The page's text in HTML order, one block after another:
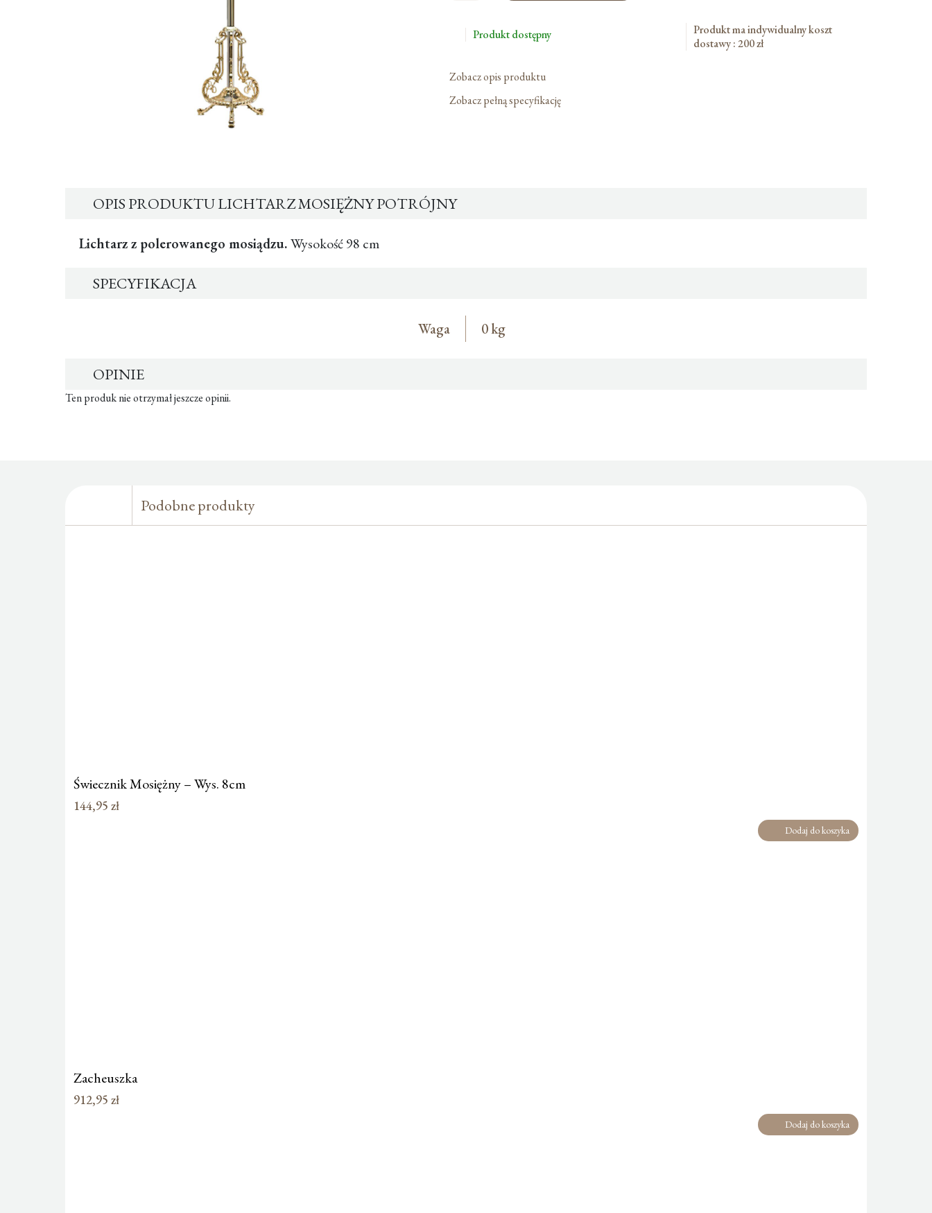
Potrójny
Produkt dostępny
Produkt ma indywidualny koszt
dostawy : 200 zł
Zobacz opis produktu
Zobacz pełną specyfikację
OPIS PRODUKTU LICHTARZ MOSIĘŻNY POTRÓJNY
Lichtarz z polerowanego mosiądzu.Wysokość 98 cm
SPECYFIKACJA
Waga 0 kg
OPINIE
Ten produk nie otrzymał jeszcze opinii.
Podobne produkty
Świecznik Mosiężny – Wys. 8cm
144,95 zł
Dodaj do koszyka
Zacheuszka
912,95 zł
Dodaj do koszyka